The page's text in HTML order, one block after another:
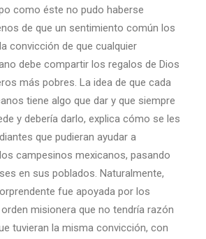
como éste no pudo haberse
de que un sentimiento común los
convicción de que cualquier
debe compartir los regalos de Dios
más pobres. La idea de que cada
tiene algo que dar y que siempre
y debería darlo, explica cómo se les
que pudieran ayudar a
campesinos mexicanos, pasando
en sus poblados. Naturalmente,
fue apoyada por los
misionera que no tendría razón
tuvieran la misma convicción, con